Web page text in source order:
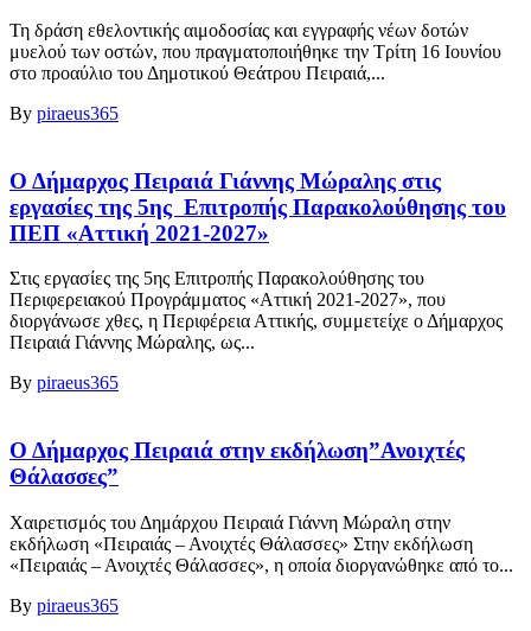
Τη δράση εθελοντικής αιμοδοσίας και εγγραφής νέων δοτών
μυελού των οστών, που πραγματοποιήθηκε την Τρίτη 16 Ιουνίου
στο προαύλιο του Δημοτικού Θεάτρου Πειραιά,...
By piraeus365
Ο Δήμαρχος Πειραιά Γιάννης Μώραλης στις
εργασίες της 5ης Επιτροπής Παρακολούθησης του
ΠΕΠ «Αττική 2021-2027»
Στις εργασίες της 5ης Επιτροπής Παρακολούθησης του
Περιφερειακού Προγράμματος «Αττική 2021-2027», που
διοργάνωσε χθες, η Περιφέρεια Αττικής, συμμετείχε ο Δήμαρχος
Πειραιά Γιάννης Μώραλης, ως...
By piraeus365
Ο Δήμαρχος Πειραιά στην εκδήλωση”Ανοιχτές
Θάλασσες”
Χαιρετισμός του Δημάρχου Πειραιά Γιάννη Μώραλη στην
εκδήλωση «Πειραιάς – Ανοιχτές Θάλασσες» Στην εκδήλωση
«Πειραιάς – Ανοιχτές Θάλασσες», η οποία διοργανώθηκε από το...
By piraeus365